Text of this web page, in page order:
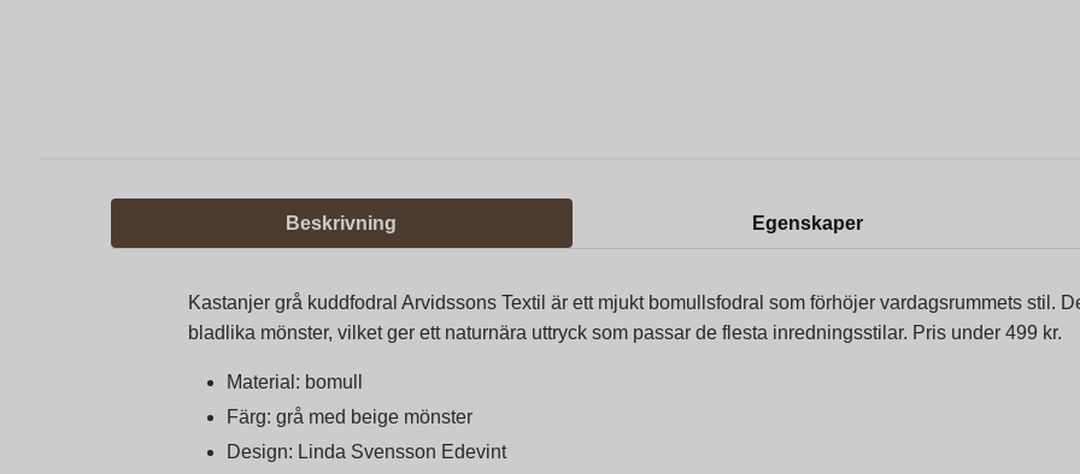
Beskrivning Egenskaper
Kastanjer grå kuddfodral Arvidssons Textil är ett mjukt bomullsfodral som förhöjer vardagsrummets stil.
bladlika mönster, vilket ger ett naturnära uttryck som passar de flesta inredningsstilar. Pris under 499 kr.
Material: bomull
Färg: grå med beige mönster
Design: Linda Svensson Edevint